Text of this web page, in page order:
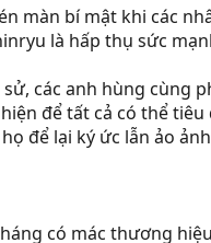
màn bí mật khi các
là hấp thụ sức
các anh hùng cùng
để tất cả có thể
để lại ký ức lẫn ảo
có mác thương hiệu